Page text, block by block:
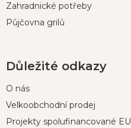
Zahradnické potřeby
Půjčovna grilů
Důležité odkazy
O nás
Velkoobchodní prodej
Projekty spolufinancované EU